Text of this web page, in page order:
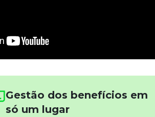
Gestão dos benefícios em
só um lugar